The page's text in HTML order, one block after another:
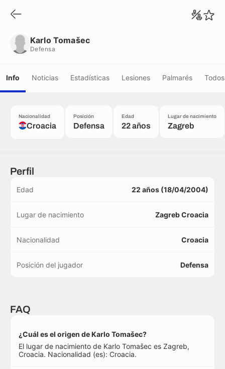
Karlo Tomašec
Defensa
Info Noticias Estadísticas Lesiones Palmarés
Nacionalidad
Croacia
Posición
Defensa
Edad
22 años
Lugar de nacimiento
Zagreb
Perfil
Edad 22 años (18/04/2004)
Lugar de nacimiento Zagreb Croacia
Nacionalidad Croacia
Posición del jugador Defensa
FAQ
¿Cuál es el origen de Karlo Tomašec?
El lugar de nacimiento de Karlo Tomašec es Zagreb,
Croacia. Nacionalidad (es): Croacia.